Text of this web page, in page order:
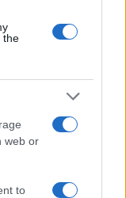
the
web or
to
hanno